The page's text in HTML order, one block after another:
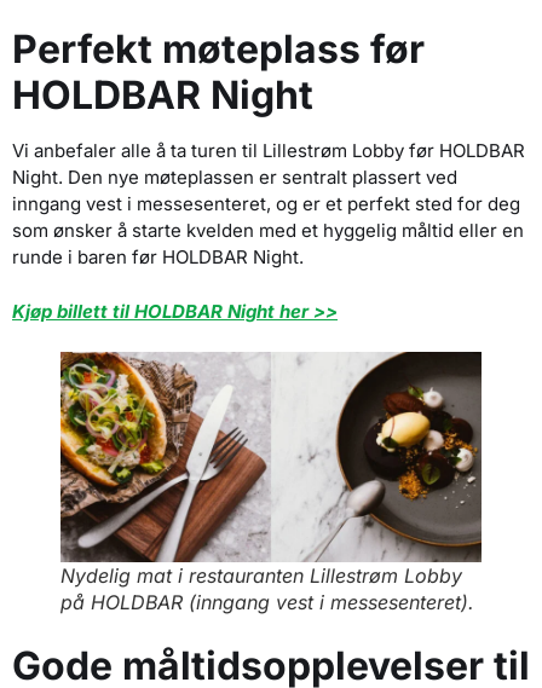
Perfekt møteplass før
HOLDBAR Night
Vi anbefaler alle å ta turen til Lillestrøm Lobby før HOLDBAR
Night. Den nye møteplassen er sentralt plassert ved
inngang vest i messesenteret, og er et perfekt sted for deg
som ønsker å starte kvelden med et hyggelig måltid eller en
runde i baren før HOLDBAR Night.
Kjøp billett til HOLDBAR Night her >>
Nydelig mat i restauranten Lillestrøm Lobby
på HOLDBAR (inngang vest i messesenteret).
Gode måltidsopplevelser til